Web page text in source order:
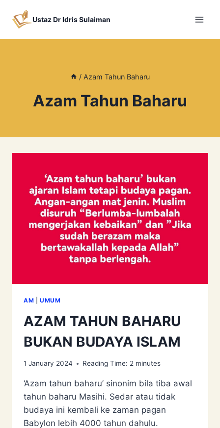
Ustaz Dr Idris Sulaiman
/ Azam Tahun Baharu
Azam Tahun Baharu
AM UMUM
AZAM TAHUN BAHARU
BUKAN BUDAYA ISLAM
1 January 2024 Reading Time: 2 minutes
‘Azam tahun baharu’ sinonim bila tiba awal
tahun baharu Masihi. Sedar atau tidak
budaya ini kembali ke zaman pagan
Babylon lebih 4000 tahun dahulu.